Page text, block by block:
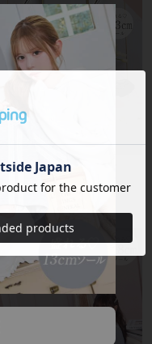
エナメル厚底ローファー
￥16,000( 税込￥17,600)